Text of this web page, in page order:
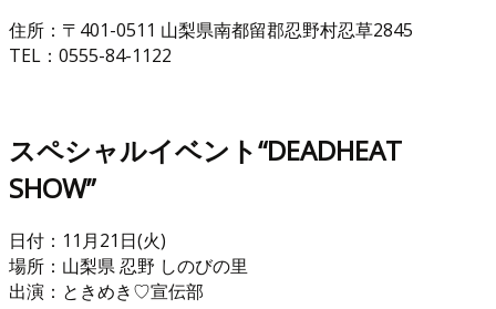
住所：〒401-0511 山梨県南都留郡忍野村忍草2845
TEL：0555-84-1122
スペシャルイベント“DEADHEAT
SHOW”
日付：11月21日(火)
場所：山梨県 忍野 しのびの里
出演：ときめき♡宣伝部